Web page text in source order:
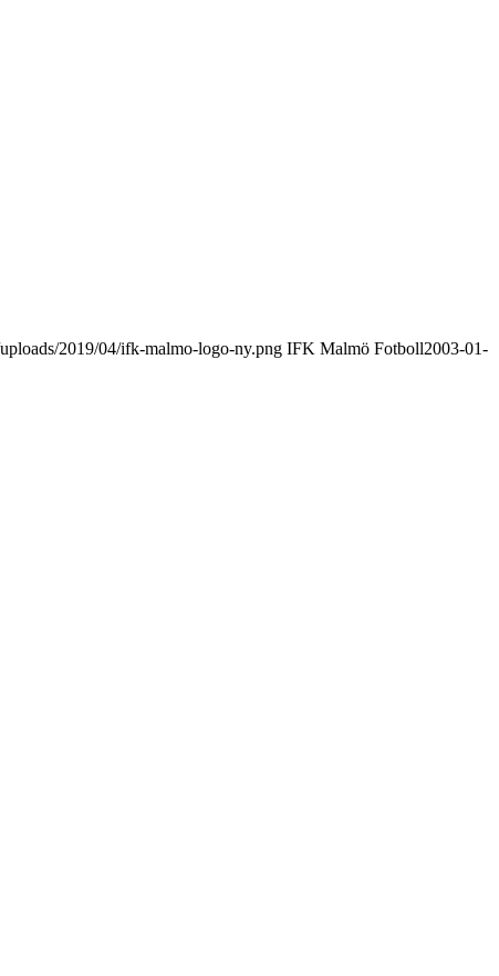
2019/04/ifk-malmo-logo-ny.png IFK Malmö Fotboll2003-01-